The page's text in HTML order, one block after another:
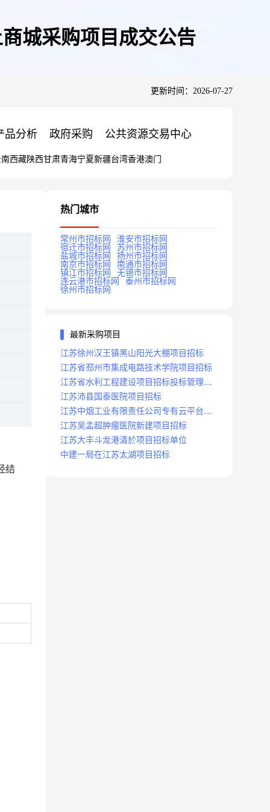
城采购项目成交公告
更新时间：2026-07-27
品分析 政府采购 公共资源交易中心
西藏陕西甘肃青海宁夏新疆台湾香港澳门
结
热门城市
常州市招标网
淮安市招标网
宿迁市招标网
苏州市招标网
盐城市招标网
扬州市招标网
南京市招标网
南通市招标网
镇江市招标网
无锡市招标网
连云港市招标网
泰州市招标网
徐州市招标网
最新采购项目
江苏徐州汉王镇黑山阳光大棚项目招标
江苏省邳州市集成电路技术学院项目招标
江苏省水利工程建设项目招标投标管理办
法
江苏沛县国泰医院项目招标
江苏中烟工业有限责任公司专有云平台扩
容项目招标
江苏吴孟超肿瘤医院新建项目招标
江苏大丰斗龙港清於项目招标单位
中建一局在江苏太湖项目招标